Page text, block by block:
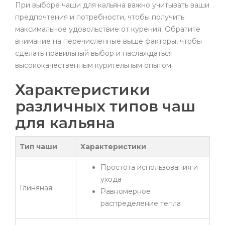
При выборе чаши для кальяна важно учитывать ваши
предпочтения и потребности, чтобы получить
максимальное удовольствие от курения. Обратите
внимание на перечисленные выше факторы, чтобы
сделать правильный выбор и наслаждаться
высококачественным курительным опытом.
Характеристики
различных типов чаш
для кальяна
Тип чаши Характеристики
Глиняная
Простота использования и
ухода
Равномерное
распределение тепла